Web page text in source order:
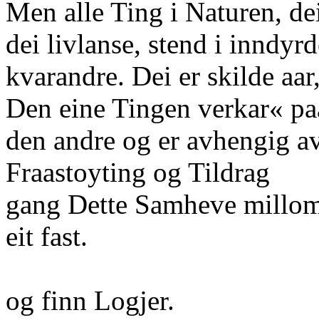
Men alle Ting i Naturen,
dei livlanse, stend i
kvarandre. Dei er skilde
Den eine Tingen verkar«
den andre og er avhengig
Fraastoyting og Tildrag
gang Dette Samheve
eit fast.
og finn Logjer.